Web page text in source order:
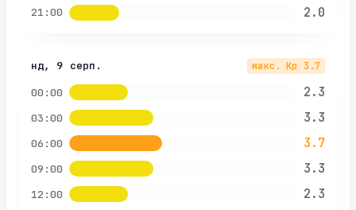
21:00 2.0
нд, 9 серп. макс. Kp 3.7
00:00 2.3
03:00 3.3
06:00 3.7
09:00 3.3
12:00 2.3